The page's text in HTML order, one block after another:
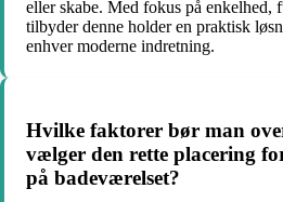
eller skabe. Med fokus på
tilbyder denne holder en praktisk
enhver moderne indretning.
Hvilke faktorer bør man
vælger den rette placering
på badeværelset?